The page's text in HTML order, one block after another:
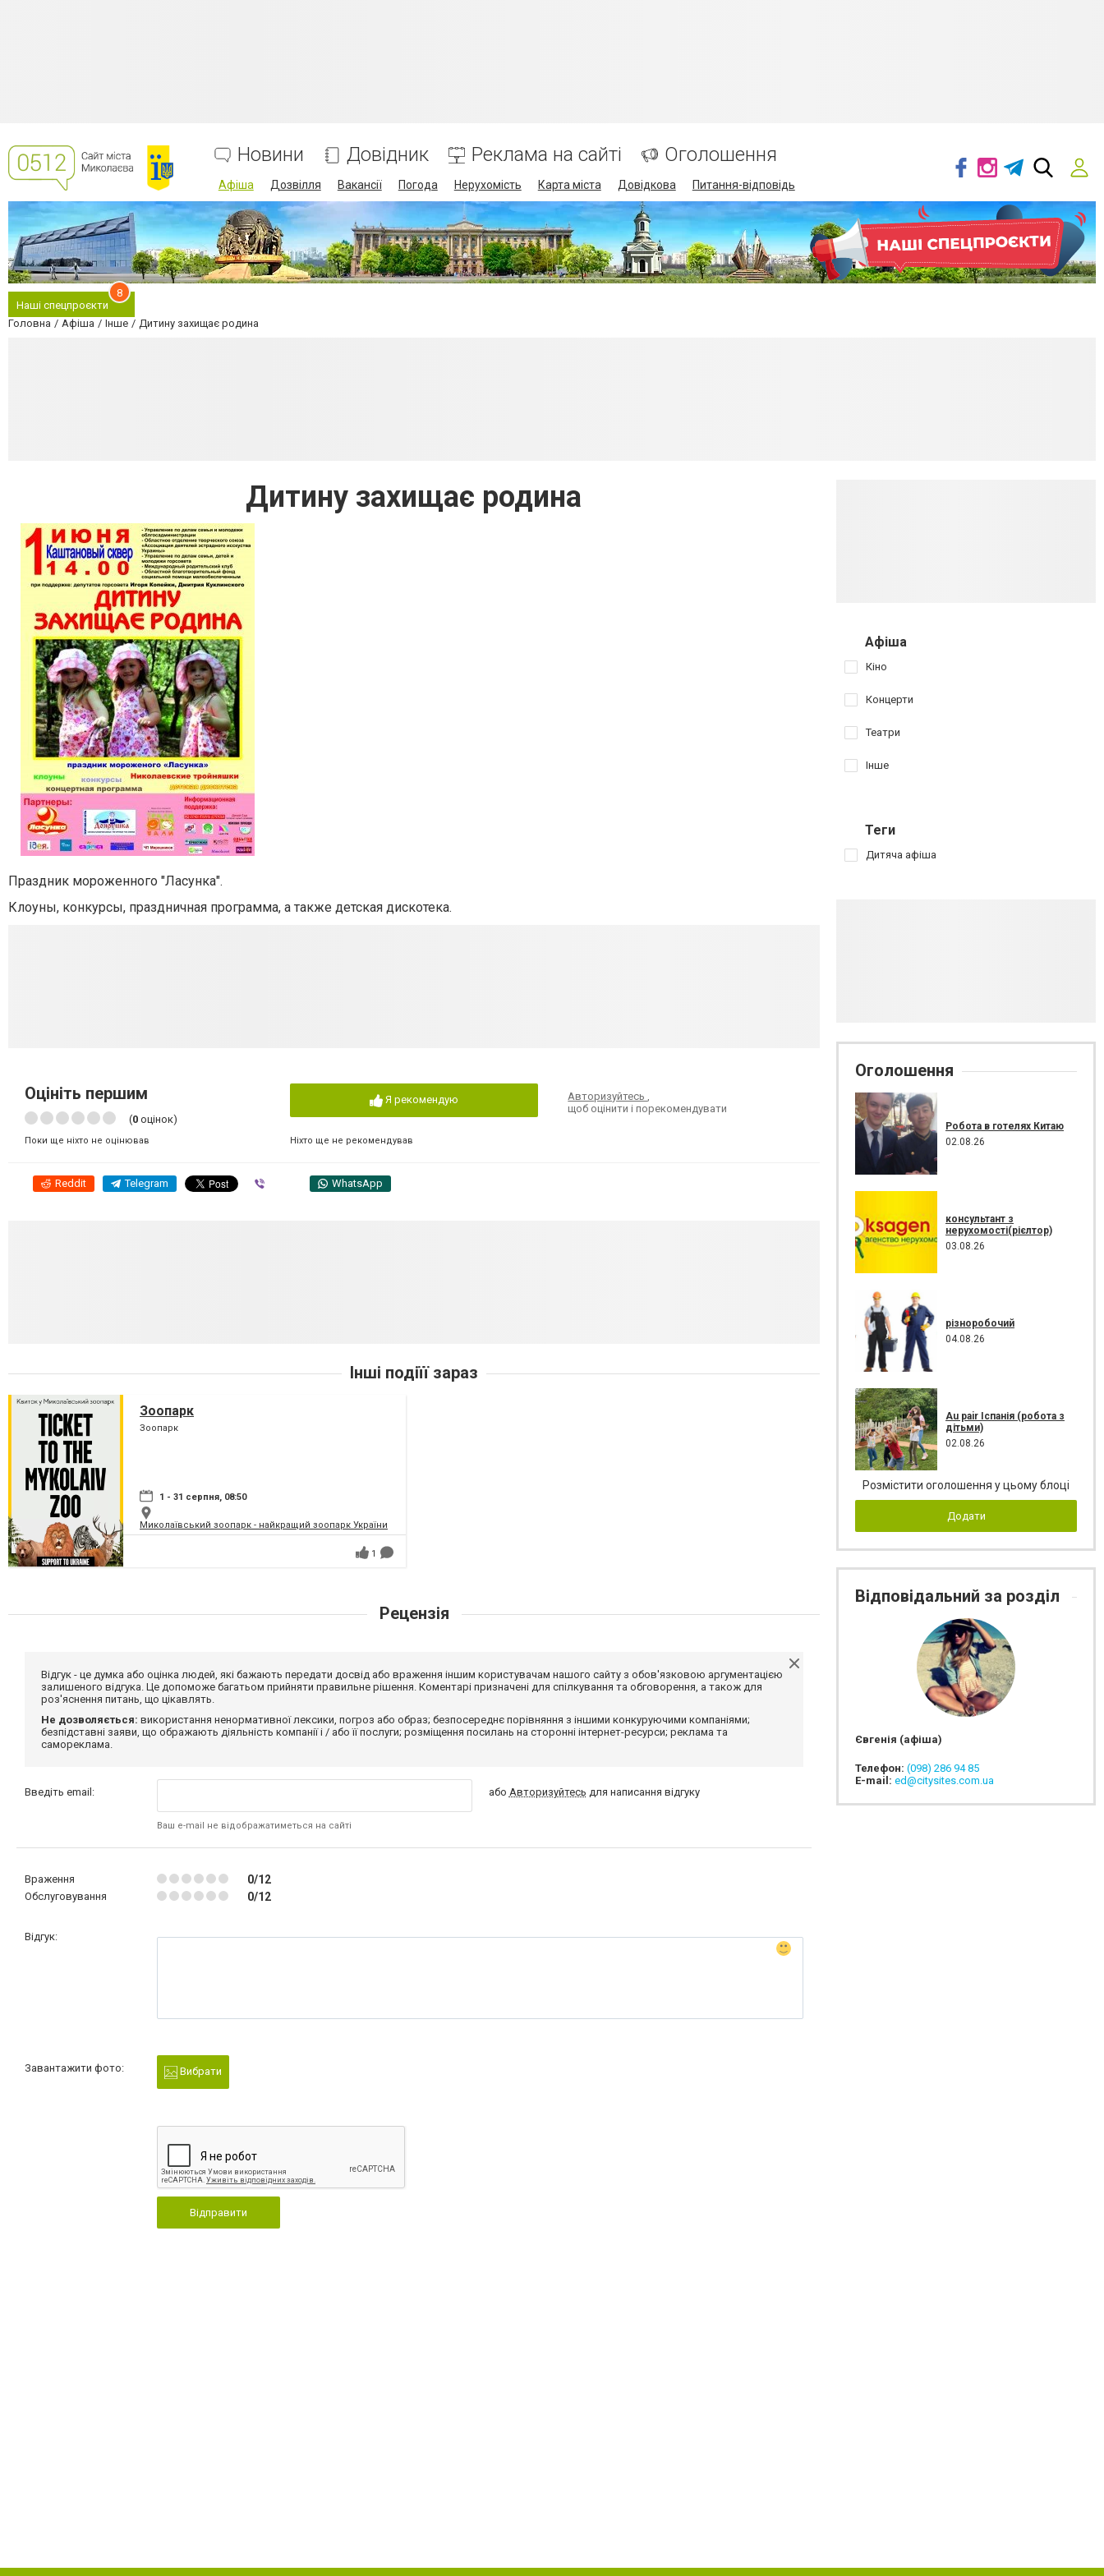
Новини Довідник Реклама на сайті Оголошення
Афіша Дозвілля Вакансії Погода Нерухомість Карта міста Довідкова Питання-відповідь
Наші спецпроєкти
8
Головна Афіша Інше Дитину захищає родина
Дитину захищає родина
Праздник мороженного "Ласунка".
Клоуны, конкурсы, праздничная программа, а также детская дискотека.
Оцініть першим
(0 оцінок)
Поки ще ніхто не оцінював
Я рекомендую
Ніхто ще не рекомендував
Авторизуйтесь,
щоб оцінити і порекомендувати
Reddit Telegram WhatsApp
Інші подіїї зараз
Зоопарк
Зоопарк
1 - 31 серпня, 08:50
Миколаївський зоопарк - найкращий зоопарк України
1
Рецензія
Відгук - це думка або оцінка людей, які бажають передати досвід або враження іншим користувачам нашого сайту з обов'язковою аргументацією
залишеного відгука. Це допоможе багатьом прийняти правильне рішення. Коментарі призначені для спілкування та обговорення, а також для
роз'яснення питань, що цікавлять.
Не дозволяється: використання ненормативної лексики, погроз або образ; безпосереднє порівняння з іншими конкуруючими компаніями;
безпідставні заяви, що ображають діяльність компанії і / або її послуги; розміщення посилань на сторонні інтернет-ресурси; реклама та
самореклама.
Введіть email:
Ваш e-mail не відображатиметься на сайті
або Авторизуйтесь для написання відгуку
Враження 0/12
Обслуговування 0/12
Відгук:
Завантажити фото: Вибрати
Відправити
Афіша
Кіно
Концерти
Театри
Інше
Теги
Дитяча афіша
Оголошення
Робота в готелях Китаю
02.08.26
консультант з
нерухомості(рієлтор)
03.08.26
різноробочий
04.08.26
Au pair Іспанія (робота з
дітьми)
02.08.26
Розмістити оголошення у цьому блоці
Додати
Відповідальний за розділ
Євгенія (афіша)
Телефон: (098) 286 94 85
E-mail: ed@citysites.com.ua